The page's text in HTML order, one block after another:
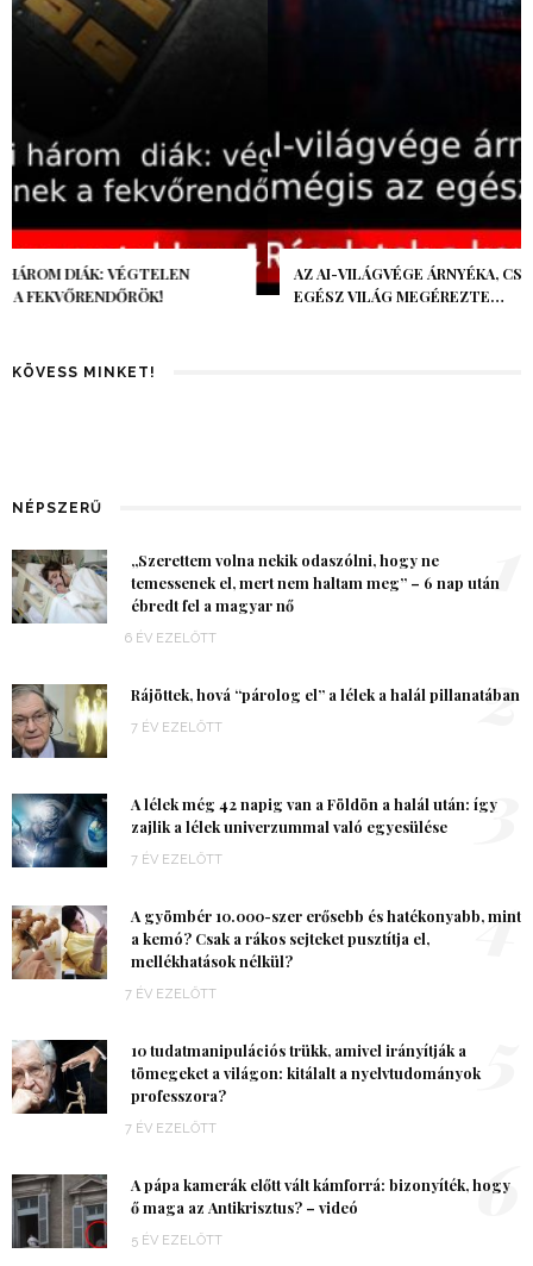
AZ AI-VILÁGVÉGE ÁRNYÉKA, CSAK PÁR ÓRA VOLT, MÉGIS AZ
EGÉSZ VILÁG MEGÉREZTE…
KÖVESS MINKET!
NÉPSZERŰ
„Szerettem volna nekik odaszólni, hogy ne
temessenek el, mert nem haltam meg” – 6 nap után
ébredt fel a magyar nő
6 ÉV EZELŐTT
1
Rájöttek, hová “párolog el” a lélek a halál pillanatában
7 ÉV EZELŐTT 2
A lélek még 42 napig van a Földön a halál után: így
zajlik a lélek univerzummal való egyesülése
7 ÉV EZELŐTT
3
A gyömbér 10.000-szer erősebb és hatékonyabb, mint
a kemó? Csak a rákos sejteket pusztítja el,
mellékhatások nélkül?
7 ÉV EZELŐTT
4
10 tudatmanipulációs trükk, amivel irányítják a
tömegeket a világon: kitálalt a nyelvtudományok
professzora?
7 ÉV EZELŐTT
A pápa kamerák előtt vált kámforrá: bizonyíték, hogy
ő maga az Antikrisztus? – videó
5 ÉV EZELŐTT
6